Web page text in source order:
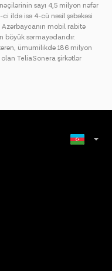
sayı 4,5 milyon nəfər
ildə isə 4-cü nəsil şəbəkəsi
mobil rabitə
sərmayədarıdır.
ümumilikdə 186 milyon
TeliaSonera şirkətlər